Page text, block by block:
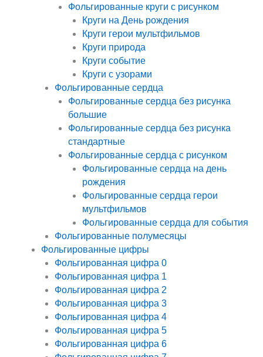
Фольгированные круги с рисунком
Круги на День рождения
Круги герои мультфильмов
Круги природа
Круги событие
Круги с узорами
Фольгированные сердца
Фольгированные сердца без рисунка
большие
Фольгированные сердца без рисунка
стандартные
Фольгированные сердца с рисунком
Фольгированные сердца на день
рождения
Фольгированные сердца герои
мультфильмов
Фольгированные сердца для события
Фольгированные полумесяцы
Фольгированные цифры
Фольгированная цифра 0
Фольгированная цифра 1
Фольгированная цифра 2
Фольгированная цифра 3
Фольгированная цифра 4
Фольгированная цифра 5
Фольгированная цифра 6